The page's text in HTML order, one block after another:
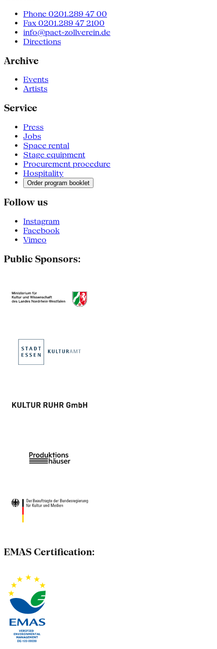
Phone 0201.289 47 00
Fax 0201.289 47 2100
info@pact-zollverein.de
Directions
Archive
Events
Artists
Service
Press
Jobs
Space rental
Stage equipment
Procurement procedure
Hospitality
Order program booklet
Follow us
Instagram
Facebook
Vimeo
Public Sponsors:
EMAS Certification: